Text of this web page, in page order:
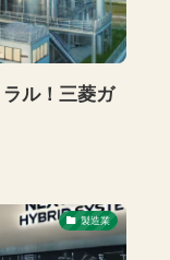
ル！三菱ガ
製造業